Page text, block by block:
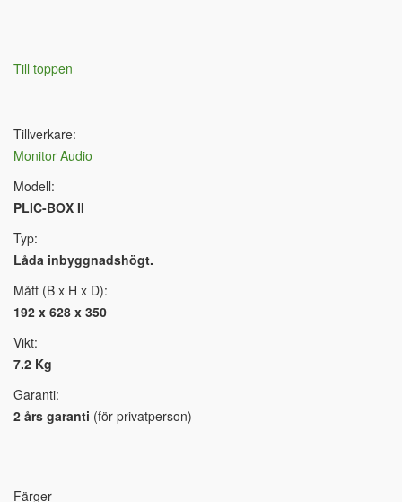
Till toppen
Tillverkare:
Monitor Audio
Modell:
PLIC-BOX II
Typ:
Låda inbyggnadshögt.
Mått (B x H x D):
192 x 628 x 350
Vikt:
7.2 Kg
Garanti:
2 års garanti (för privatperson)
Färger